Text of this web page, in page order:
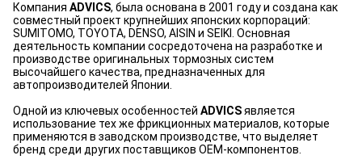
Компания ADVICS, была основана в 2001 году и создана как
совместный проект крупнейших японских корпораций:
SUMITOMO, TOYOTA, DENSO, AISIN и SEIKI. Основная
деятельность компании сосредоточена на разработке и
производстве оригинальных тормозных систем
высочайшего качества, предназначенных для
автопроизводителей Японии.
Одной из ключевых особенностей ADVICSявляется
использование тех же фрикционных материалов, которые
применяются в заводском производстве, что выделяет
бренд среди других поставщиков OEM-компонентов.